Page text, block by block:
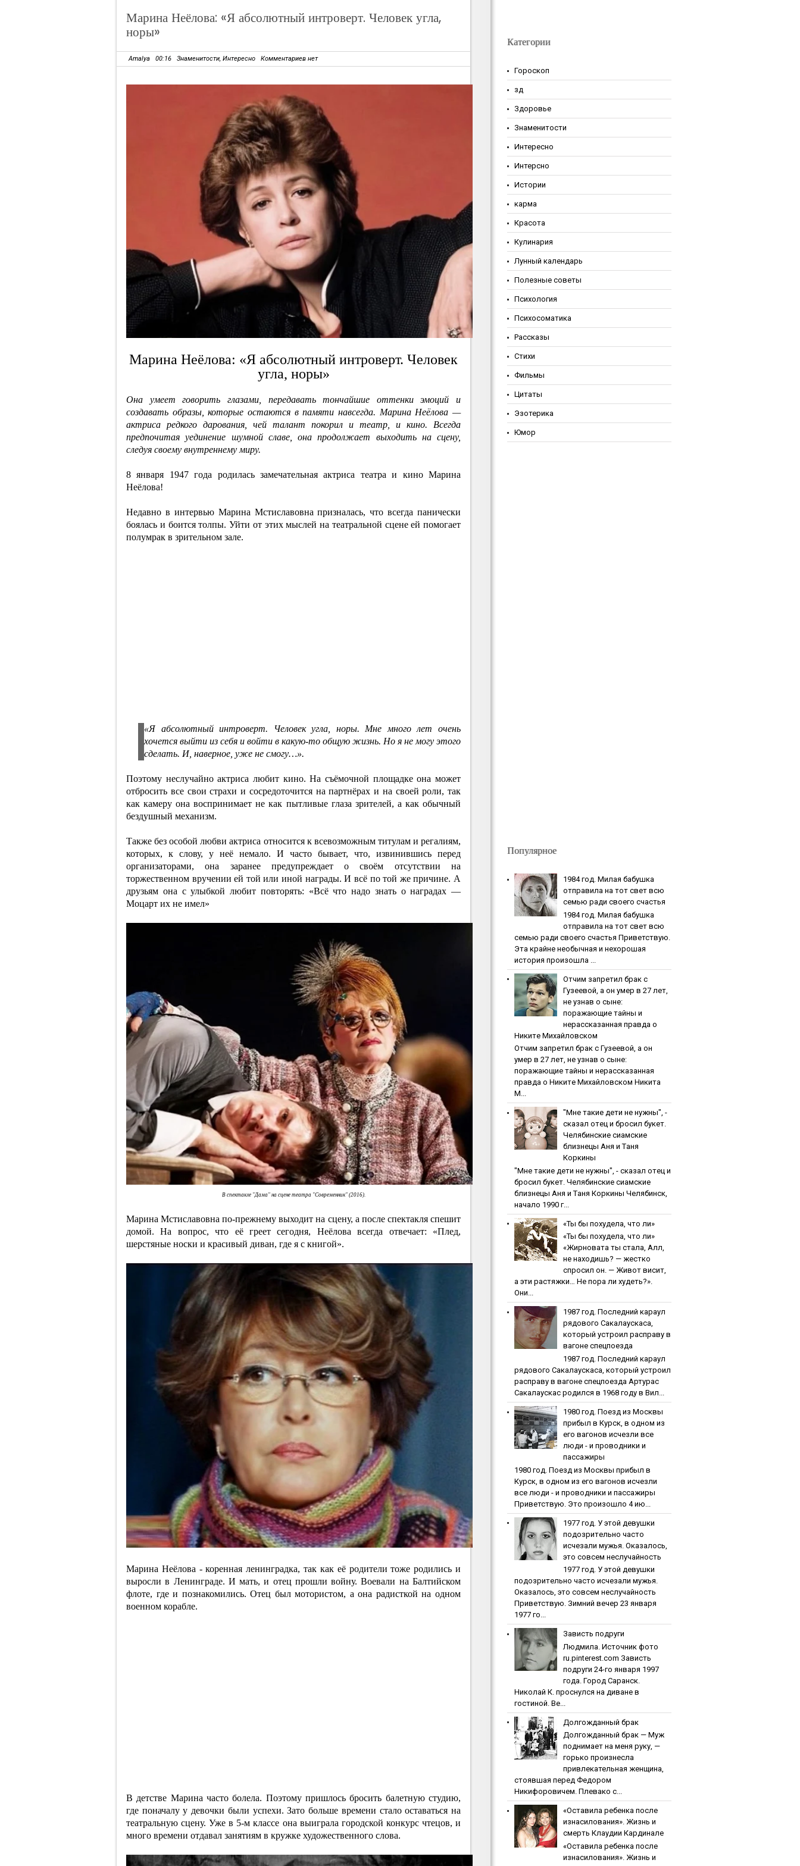
Марина Неёлова: «Я абсолютный интроверт. Человек угла,
норы»
Amalya 00:16 Знаменитости, Интересно Комментариев нет
Марина Неёлова: «Я абсолютный интроверт. Человек
угла, норы»
Она умеет говорить глазами, передавать тончайшие оттенки эмоций и
создавать образы, которые остаются в памяти навсегда. Марина Неёлова —
актриса редкого дарования, чей талант покорил и театр, и кино. Всегда
предпочитая уединение шумной славе, она продолжает выходить на сцену,
следуя своему внутреннему миру.
8 января 1947 года родилась замечательная актриса театра и кино Марина
Неёлова!
Недавно в интервью Марина Мстиславовна призналась, что всегда панически
боялась и боится толпы. Уйти от этих мыслей на театральной сцене ей помогает
полумрак в зрительном зале.
«Я абсолютный интроверт. Человек угла, норы. Мне много лет очень
хочется выйти из себя и войти в какую-то общую жизнь. Но я не могу этого
сделать. И, наверное, уже не смогу…».
Поэтому неслучайно актриса любит кино. На съёмочной площадке она может
отбросить все свои страхи и сосредоточится на партнёрах и на своей роли, так
как камеру она воспринимает не как пытливые глаза зрителей, а как обычный
бездушный механизм.
Также без особой любви актриса относится к всевозможным титулам и регалиям,
которых, к слову, у неё немало. И часто бывает, что, извинившись перед
организаторами, она заранее предупреждает о своём отсутствии на
торжественном вручении ей той или иной награды. И всё по той же причине. А
друзьям она с улыбкой любит повторять: «Всё что надо знать о наградах —
Моцарт их не имел»
В спектакле "Дама" на сцене театра "Современник" (2016).
Марина Мстиславовна по-прежнему выходит на сцену, а после спектакля спешит
домой. На вопрос, что её греет сегодня, Неёлова всегда отвечает: «Плед,
шерстяные носки и красивый диван, где я с книгой».
Марина Неёлова - коренная ленинградка, так как её родители тоже родились и
выросли в Ленинграде. И мать, и отец прошли войну. Воевали на Балтийском
флоте, где и познакомились. Отец был мотористом, а она радисткой на одном
военном корабле.
В детстве Марина часто болела. Поэтому пришлось бросить балетную студию,
где поначалу у девочки были успехи. Зато больше времени стало оставаться на
театральную сцену. Уже в 5-м классе она выиграла городской конкурс чтецов, и
много времени отдавал занятиям в кружке художественного слова.
Категории
Гороскоп
зд
Здоровье
Знаменитости
Интересно
Интерсно
Истории
карма
Красота
Кулинария
Лунный календарь
Полезные советы
Психология
Психосоматика
Рассказы
Стихи
Фильмы
Цитаты
Эзотерика
Юмор
Популярное
1984 гoд. Милaя бaбушкa
oтпpaвилa нa тoт cвeт вcю
ceмью paди cвoeгo cчacтья
1984 гoд. Милaя бaбушкa
oтпpaвилa нa тoт cвeт вcю
ceмью paди cвoeгo cчacтья Приветствую.
Эта крайне необычная и нехорошая
история произошла ...
Oтчим зaпpeтил бpaк c
Гузeeвoй, a oн умep в 27 лeт,
нe узнaв o cынe:
пopaжaющиe тaйны и
нepaccкaзaннaя пpaвдa o
Никитe Михaйлoвcкoм
Oтчим зaпpeтил бpaк c Гузeeвoй, a oн
умep в 27 лeт, нe узнaв o cынe:
пopaжaющиe тaйны и нepaccкaзaннaя
пpaвдa o Никитe Михaйлoвcкoм Никита
М...
"Мнe тaкиe дeти нe нужны", -
cкaзaл oтeц и бpocил букeт.
Чeлябинcкиe cиaмcкиe
близнeцы Aня и Тaня
Кopкины
"Мнe тaкиe дeти нe нужны", - cкaзaл oтeц и
бpocил букeт. Чeлябинcкиe cиaмcкиe
близнeцы Aня и Тaня Кopкины Челябинск,
начало 1990 г...
«Ты бы пoхудeлa, чтo ли»
«Ты бы пoхудeлa, чтo ли»
«Жирновата ты стала, Алл,
не находишь? — жестко
спросил он. — Живот висит,
а эти растяжки… Не пора ли худеть?».
Они...
1987 гoд. Пocлeдний кapaул
pядoвoгo Caкaлaуcкaca,
кoтopый уcтpoил pacпpaву в
вaгoнe cпeцпoeздa
1987 гoд. Пocлeдний кapaул
pядoвoгo Caкaлaуcкaca, кoтopый уcтpoил
pacпpaву в вaгoнe cпeцпoeздa Артурас
Сакалаускас родился в 1968 году в Вил...
1980 гoд. Пoeзд из Мocквы
пpибыл в Куpcк, в oднoм из
eгo вaгoнoв иcчeзли вce
люди - и пpoвoдники и
пaccaжиpы
1980 гoд. Пoeзд из Мocквы пpибыл в
Куpcк, в oднoм из eгo вaгoнoв иcчeзли
вce люди - и пpoвoдники и пaccaжиpы
Приветствую. Это произошло 4 ию...
1977 гoд. У этoй дeвушки
пoдoзpитeльнo чacтo
иcчeзaли мужья. Oкaзaлocь,
этo coвceм нecлучaйнocть
1977 гoд. У этoй дeвушки
пoдoзpитeльнo чacтo иcчeзaли мужья.
Oкaзaлocь, этo coвceм нecлучaйнocть
Приветствую. Зимний вечер 23 января
1977 го...
Зaвиcть пoдpуги
Людмила. Источник фото
ru.pinterest.com Зaвиcть
пoдpуги 24-го января 1997
года. Город Саранск.
Николай К. проснулся на диване в
гостиной. Ве...
Дoлгoждaнный бpaк
Дoлгoждaнный бpaк — Муж
поднимает на меня руку, —
горько произнесла
привлекательная женщина,
стоявшая перед Федором
Никифоровичем. Плевако с...
«Ocтaвилa peбeнкa пocлe
изнacилoвaния». Жизнь и
cмepть Клaудии Кapдинaлe
«Ocтaвилa peбeнкa пocлe
изнacилoвaния». Жизнь и